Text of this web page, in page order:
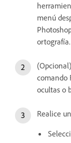
menú
ortografía.
comando
ocultas o
Realice